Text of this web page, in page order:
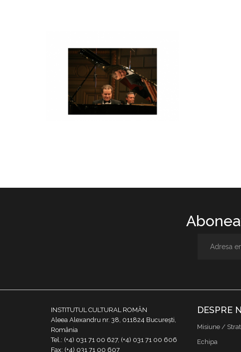
INSTITUTUL CULTURAL ROMÂN
Aleea Alexandru nr. 38, 011824 București,
România
Tel.: (+4) 031 71 00 627, (+4) 031 71 00 606
Fax: (+4) 031 71 00 607
DESPRE
Misiune /
Echipa